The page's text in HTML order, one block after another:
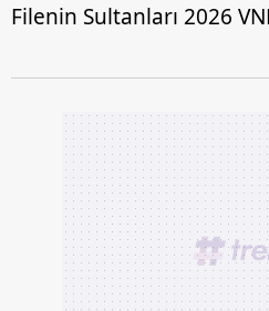
Filenin Sultanları 2026